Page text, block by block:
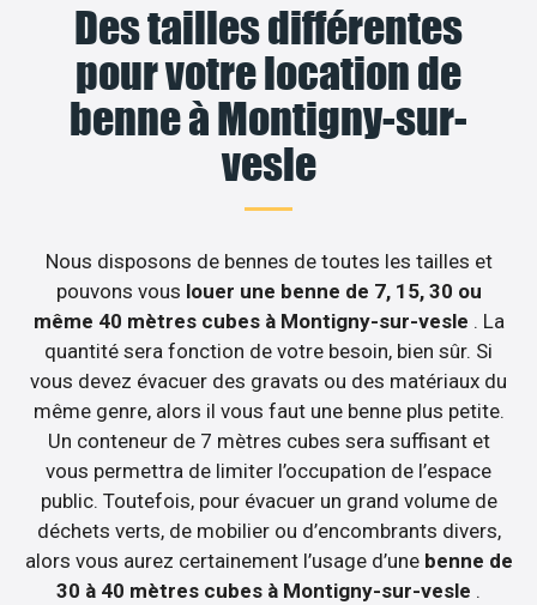
Des tailles différentes
pour votre location de
benne à Montigny-sur-
vesle
Nous disposons de bennes de toutes les tailles et
pouvons vous louer une benne de 7, 15, 30 ou
même 40 mètres cubes à Montigny-sur-vesle . La
quantité sera fonction de votre besoin, bien sûr. Si
vous devez évacuer des gravats ou des matériaux du
même genre, alors il vous faut une benne plus petite.
Un conteneur de 7 mètres cubes sera suffisant et
vous permettra de limiter l’occupation de l’espace
public. Toutefois, pour évacuer un grand volume de
déchets verts, de mobilier ou d’encombrants divers,
alors vous aurez certainement l’usage d’une benne de
30 à 40 mètres cubes à Montigny-sur-vesle .